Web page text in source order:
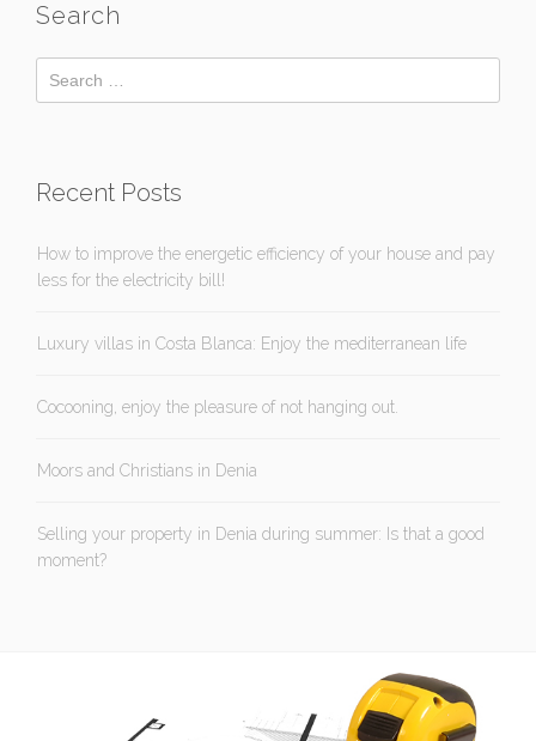
Search
Recent Posts
How to improve the energetic efficiency of your house and pay
less for the electricity bill!
Luxury villas in Costa Blanca: Enjoy the mediterranean life
Cocooning, enjoy the pleasure of not hanging out.
Moors and Christians in Denia
Selling your property in Denia during summer: Is that a good
moment?